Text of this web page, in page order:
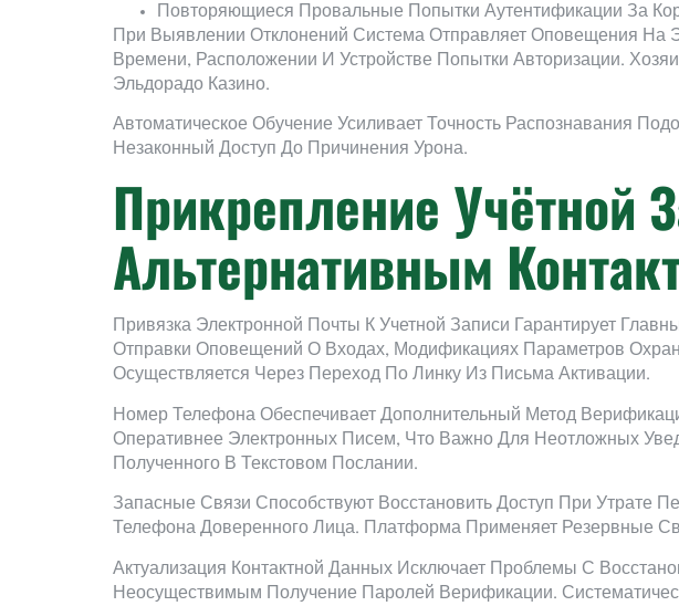
Повторяющиеся Провальные Попытки Аутентификации За
При Выявлении Отклонений Система Отправляет Оповещения
Времени, Расположении И Устройстве Попытки Авторизации.
Эльдорадо Казино.
Автоматическое Обучение Усиливает Точность Распознавания
Незаконный Доступ До Причинения Урона.
Прикрепление Учётной
Альтернативным
Привязка Электронной Почты К Учетной Записи Гарантирует
Отправки Оповещений О Входах, Модификациях Параметров
Осуществляется Через Переход По Линку Из Письма Активации.
Номер Телефона Обеспечивает Дополнительный Метод
Оперативнее Электронных Писем, Что Важно Для Неотложных
Полученного В Текстовом Послании.
Запасные Связи Способствуют Восстановить Доступ При
Телефона Доверенного Лица. Платформа Применяет Резервные
Актуализация Контактной Данных Исключает Проблемы С
Неосуществимым Получение Паролей Верификации.